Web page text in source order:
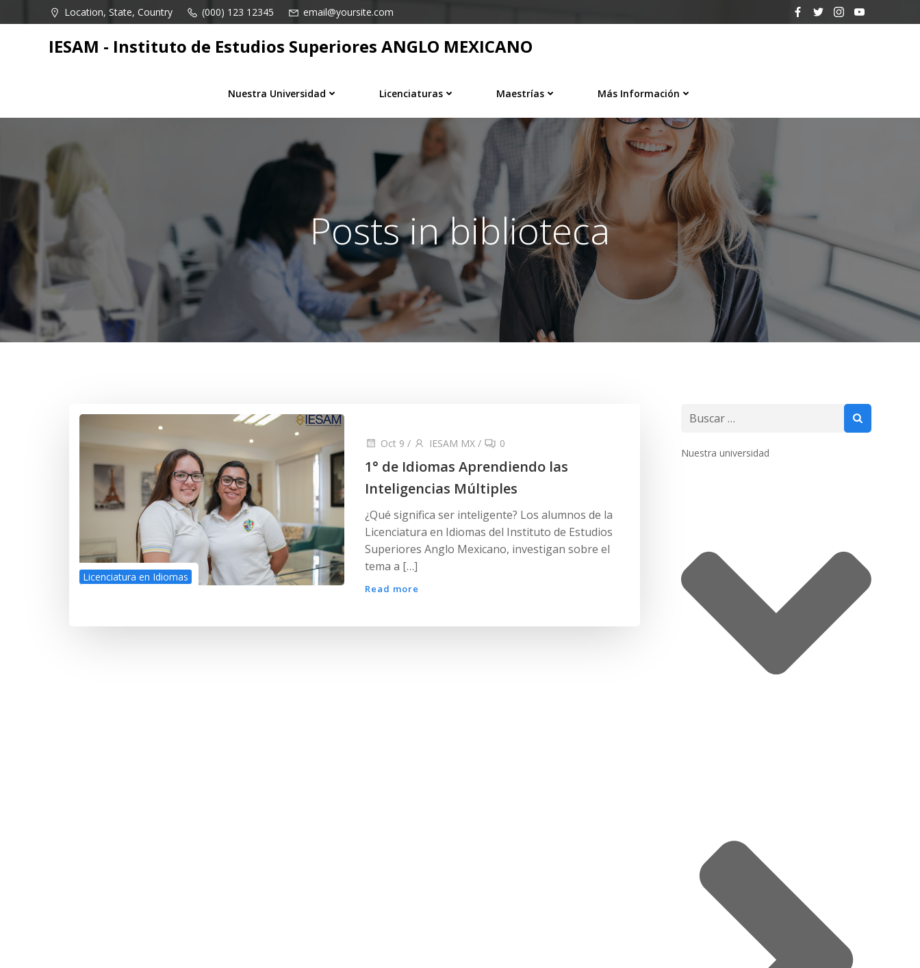
al
contenido
Location, State, Country (000) 123 12345 email@yoursite.com
IESAM - Instituto de Estudios Superiores ANGLO MEXICANO
Nuestra Universidad Licenciaturas Maestrías Más Información
Posts in biblioteca
Licenciatura en Idiomas
Oct 9 / IESAM MX / 0
1° de Idiomas Aprendiendo las
Inteligencias Múltiples
¿Qué significa ser inteligente? Los alumnos de la
Licenciatura en Idiomas del Instituto de Estudios
Superiores Anglo Mexicano, investigan sobre el
tema a […]
Read more
Buscar:
Nuestra universidad